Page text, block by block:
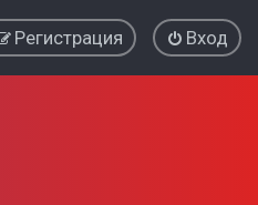
Вход
Регистрация